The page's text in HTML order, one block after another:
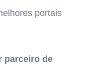
portais
parceiro de